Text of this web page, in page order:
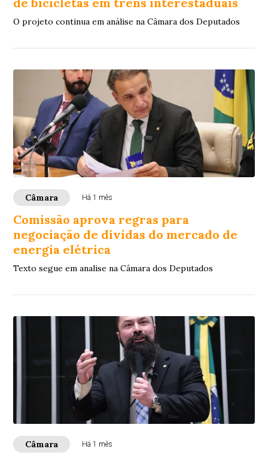
O projeto continua em análise na Câmara dos Deputados
Câmara Há 1 mês
Comissão aprova regras para
negociação de dívidas do mercado de
energia elétrica
Texto segue em analise na Câmara dos Deputados
Câmara Há 1 mês